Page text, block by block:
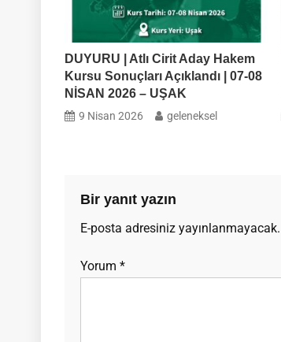
DUYURU | Atlı Cirit Aday Hakem
Kursu Sonuçları Açıklandı | 07-08
NİSAN 2026 – UŞAK
9 Nisan 2026 geleneksel
Bir yanıt yazın
E-posta adresiniz yayınlanmayacak.
Yorum *